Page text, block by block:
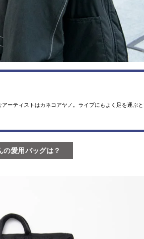
ーティストはカネコアヤノ。ライブにもよく足を運ぶと
愛用バッグは？